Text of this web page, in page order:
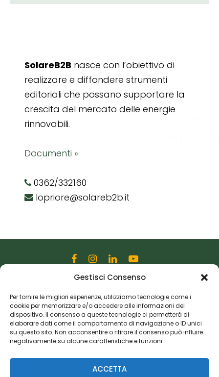
Gestisci Consenso
Per fornire le migliori esperienze, utilizziamo tecnologie come i
cookie per memorizzare e/o accedere alle informazioni del
dispositivo. Il consenso a queste tecnologie ci permetterà di
elaborare dati come il comportamento di navigazione o ID unici
su questo sito. Non acconsentire o ritirare il consenso può influire
negativamente su alcune caratteristiche e funzioni.
ACCETTA
SolareB2B nasce con l’obiettivo di
realizzare e diffondere strumenti
editoriali che possano supportare la
crescita del mercato delle energie
rinnovabili.
Documenti »
0362/332160
lopriore@solareb2b.it
Via Martiri della Libertà, 28
20833 Giussano (MB)
P.I. 06982770965
Privacy Policy